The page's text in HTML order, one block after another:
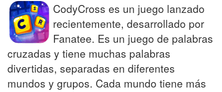
CodyCross es un juego lanzado
recientemente, desarrollado por
Fanatee. Es un juego de palabras
cruzadas y tiene muchas palabras
divertidas, separadas en diferentes
mundos y grupos. Cada mundo tiene más